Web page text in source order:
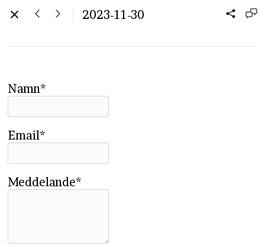
2023-11-30
Namn*
Email*
Meddelande*